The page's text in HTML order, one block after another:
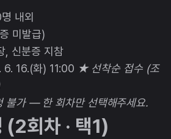
내외
미발급)
, 신분증 지참
16.(화) 11:00 ★ 선착순 접수 (조
불가 — 한 회차만 선택해주세요.
(2회차 · 택1)